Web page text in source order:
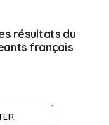
résultats du
français